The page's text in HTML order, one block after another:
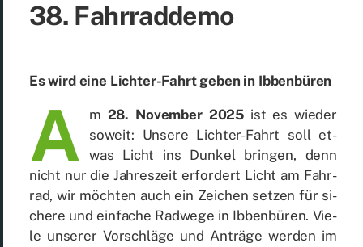
38. Fahr­rad­de­mo
Es wird eine Lich­ter-Fahrt ge­ben in Ib­ben­bü­ren
A m 28. No­vem­ber 2025 ist es wie­der
so­weit: Un­se­re Lich­ter-Fahrt soll et­
was Licht ins Dun­kel brin­gen, denn
nicht nur die Jah­res­zeit er­for­dert Licht am Fahr­
rad, wir möch­ten auch ein Zei­chen set­zen für si­
che­re und ein­fa­che Rad­we­ge in Ib­ben­bü­ren. Vie­
le un­se­rer Vor­schlä­ge und An­trä­ge wer­den im